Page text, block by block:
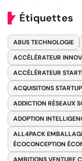
Étiquettes
ABUS TECHNOLOGIE
ACCÉLÉRATEUR
ACCÉLÉRATEUR
ACQUISITONS
ADDICTION RÉSEAUX
ADOPTION
ALL4PACK
ÉCOCONCEPTION